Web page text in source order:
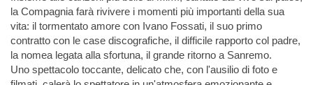
la Compagnia farà rivivere i momenti più importanti della sua
vita: il tormentato amore con Ivano Fossati, il suo primo
contratto con le case discografiche, il difficile rapporto col padre,
la nomea legata alla sfortuna, il grande ritorno a Sanremo.
Uno spettacolo toccante, delicato che, con l'ausilio di foto e